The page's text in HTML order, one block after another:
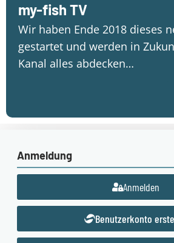
my-fish TV
Wir haben Ende 2018 dieses
gestartet und werden in
Kanal alles abdecken…
Anmeldung
Anmelden
Benutzerkonto